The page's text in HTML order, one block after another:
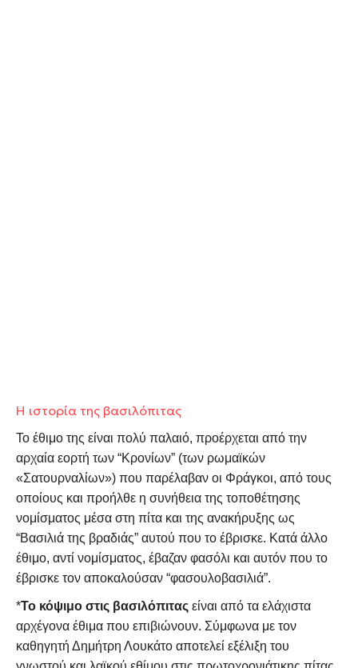
Η ιστορία της βασιλόπιτας
Το έθιμο της είναι πολύ παλαιό, προέρχεται από την
αρχαία εορτή των “Κρονίων” (των ρωμαϊκών
«Σατουρναλίων») που παρέλαβαν οι Φράγκοι, από τους
οποίους και προήλθε η συνήθεια της τοποθέτησης
νομίσματος μέσα στη πίτα και της ανακήρυξης ως
“Βασιλιά της βραδιάς” αυτού που το έβρισκε. Κατά άλλο
έθιμο, αντί νομίσματος, έβαζαν φασόλι και αυτόν που το
έβρισκε τον αποκαλούσαν “φασουλοβασιλιά”.
*Το κόψιμο στις βασιλόπιτας είναι από τα ελάχιστα
αρχέγονα έθιμα που επιβιώνουν. Σύμφωνα με τον
καθηγητή Δημήτρη Λουκάτο αποτελεί εξέλιξη του